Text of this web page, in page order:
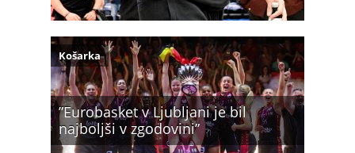
”Eurobasket v Ljubljani je bil
najboljši v zgodovini”
Košarka